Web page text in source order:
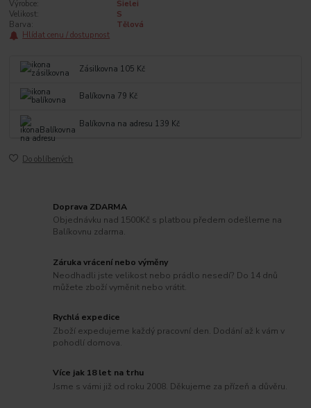
Výrobce:
Sielei
Velikost:
S
Barva:
Tělová
Hlídat cenu / dostupnost
Zásilkovna 105 Kč
Balíkovna 79 Kč
Balíkovna na adresu 139 Kč
Do oblíbených
Doprava ZDARMA
Objednávku nad 1500Kč s platbou předem odešleme na
Balíkovnu zdarma.
Záruka vrácení nebo výměny
Neodhadli jste velikost nebo prádlo nesedí? Do 14 dnů
můžete zboží vyměnit nebo vrátit.
Rychlá expedice
Zboží expedujeme každý pracovní den. Dodání až k vám v
pohodlí domova.
Více jak 18 let na trhu
Jsme s vámi již od roku 2008. Děkujeme za přízeň a důvěru.